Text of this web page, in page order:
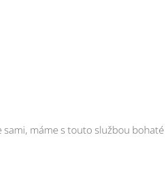
máme s touto službou bohaté